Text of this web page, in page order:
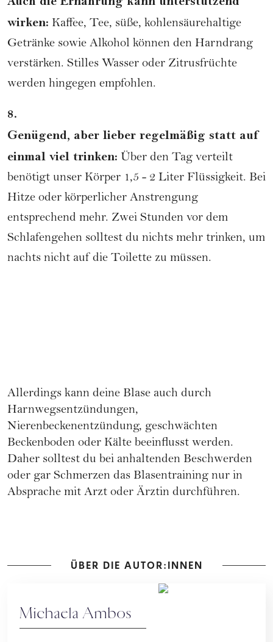
wirken: Kaffee, Tee, süße, kohlensäurehaltige
Getränke sowie Alkohol können den Harndrang
verstärken. Stilles Wasser oder Zitrusfrüchte
werden hingegen empfohlen.
8.
Genügend, aber lieber regelmäßig statt auf
einmal viel trinken: Über den Tag verteilt
benötigt unser Körper 1,5 - 2 Liter Flüssigkeit. Bei
Hitze oder körperlicher Anstrengung
entsprechend mehr. Zwei Stunden vor dem
Schlafengehen solltest du nichts mehr trinken, um
nachts nicht auf die Toilette zu müssen.
Allerdings kann deine Blase auch durch
Harnwegsentzündungen,
Nierenbeckenentzündung, geschwächten
Beckenboden oder Kälte beeinflusst werden.
Daher solltest du bei anhaltenden Beschwerden
oder gar Schmerzen das Blasentraining nur in
Absprache mit Arzt oder Ärztin durchführen.
ÜBER DIE AUTOR:INNEN
Michaela Ambos